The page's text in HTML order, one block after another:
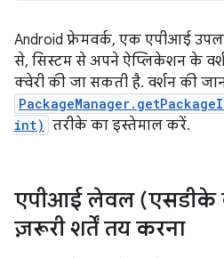
Android फ़्रेमवर्क, एक एपीआई
से, सिस्टम से अपने ऐप्लिकेशन के
क्वेरी की जा सकती है. वर्शन की
int) तरीके का इस्तेमाल करें.
एपीआई लेवल (एसडीके
ज़रूरी शर्तें तय करना